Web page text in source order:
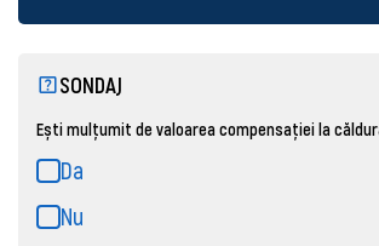
SONDAJ
Ești mulțumit de valoarea compensației la
Da
Nu